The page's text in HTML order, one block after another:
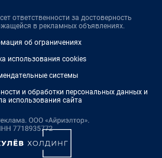
ответственности за достоверность
в рекламных объявлениях.
об ограничениях
использования cookies
системы
и обработки персональных данных и
использования сайта